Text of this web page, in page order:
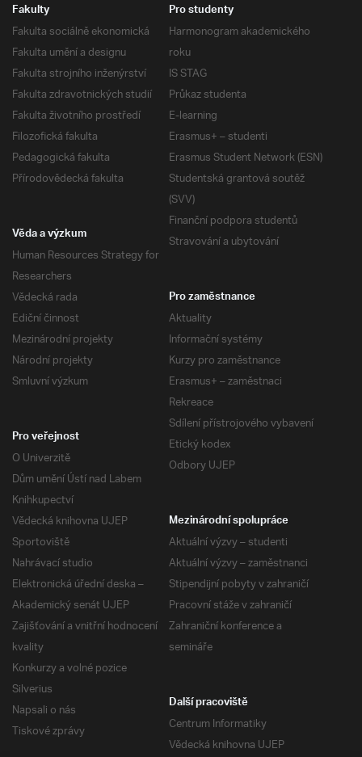
Fakulty
Fakulta sociálně ekonomická
Fakulta umění a designu
Fakulta strojního inženýrství
Fakulta zdravotnických studií
Fakulta životního prostředí
Filozofická fakulta
Pedagogická fakulta
Přírodovědecká fakulta
Pro studenty
Harmonogram akademického
roku
IS STAG
Průkaz studenta
E-learning
Erasmus+ – studenti
Erasmus Student Network (ESN)
Studentská grantová soutěž
(SVV)
Finanční podpora studentů
Stravování a ubytování
Věda a výzkum
Human Resources Strategy for
Researchers
Vědecká rada
Ediční činnost
Mezinárodní projekty
Národní projekty
Smluvní výzkum
Pro zaměstnance
Aktuality
Informační systémy
Kurzy pro zaměstnance
Erasmus+ – zaměstnaci
Rekreace
Sdílení přístrojového vybavení
Etický kodex
Odbory UJEP
Pro veřejnost
O Univerzitě
Dům umění Ústí nad Labem
Knihkupectví
Vědecká knihovna UJEP
Sportoviště
Nahrávací studio
Elektronická úřední deska –
Akademický senát UJEP
Zajišťování a vnitřní hodnocení
kvality
Konkurzy a volné pozice
Silverius
Napsali o nás
Tiskové zprávy
Mezinárodní spolupráce
Aktuální výzvy – studenti
Aktuální výzvy – zaměstnanci
Stipendijní pobyty v zahraničí
Pracovní stáže v zahraničí
Zahraniční konference a
semináře
Další pracoviště
Centrum Informatiky
Vědecká knihovna UJEP